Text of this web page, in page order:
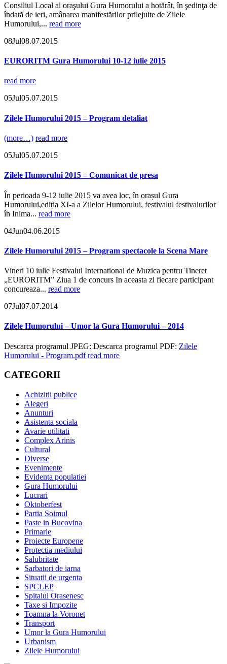
Consiliul Local al oraşului Gura Humorului a hotărât, în şedinţa de
îndată de ieri, amânarea manifestărilor prilejuite de Zilele
Humorului,... read more
08Jul08.07.2015
EURORITM Gura Humorului 10-12 iulie 2015
read more
05Jul05.07.2015
Zilele Humorului 2015 – Program detaliat
(more…) read more
05Jul05.07.2015
Zilele Humorului 2015 – Comunicat de presa
În perioada 9-12 iulie 2015 va avea loc, în orașul Gura
Humorului,ediția XI-a a Zilelor Humorului, festivalul festivalurilor
în Inima... read more
04Jun04.06.2015
Zilele Humorului 2015 – Program spectacole la Scena Mare
Vineri 10 iulie Festivalul International de Muzica pentru Tineret
„EURORITM” Ziua 1 de concurs In aceasta zi fiecare participant
concureaza... read more
07Jul07.07.2014
Zilele Humorului – Umor la Gura Humorului – 2014
Descarca programul JPEG: Descarca programul PDF: Zilele
Humorului - Program.pdf read more
CATEGORII
Achizitii publice
Alegeri
Anunturi
Asistenta sociala
Avarie utilitati
Complex Arinis
Cultural
Diverse
Evenimente
Evidenta populatiei
Gura Humorului
Lucrari
Oktoberfest
Partia Soimul
Paste in Bucovina
Primarie
Proiecte Europene
Protectia mediului
Salubritate
Sarbatori de iarna
Situatii de urgenta
SPCLEP
Spitalul Orasenesc
Taxe si Impozite
Toamna la Voronet
Transport
Umor la Gura Humorului
Urbanism
Zilele Humorului